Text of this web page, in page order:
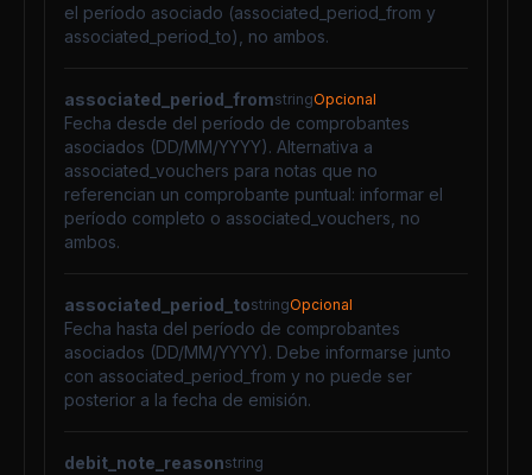
el período asociado (associated_period_from y
associated_period_to), no ambos.
associated_period_fromstringOpcional
Fecha desde del período de comprobantes
asociados (DD/MM/YYYY). Alternativa a
associated_vouchers para notas que no
referencian un comprobante puntual: informar el
período completo o associated_vouchers, no
ambos.
associated_period_tostringOpcional
Fecha hasta del período de comprobantes
asociados (DD/MM/YYYY). Debe informarse junto
con associated_period_from y no puede ser
posterior a la fecha de emisión.
debit_note_reasonstring